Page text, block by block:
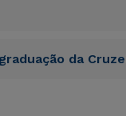
ratione voluptatem
ab illo inventore
da